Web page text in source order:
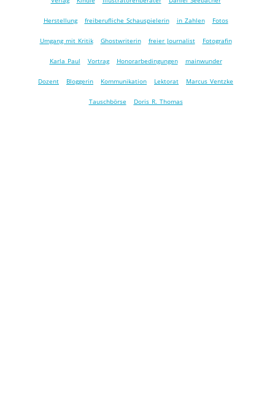
Herstellung freiberufliche Schauspielerin in Zahlen Fotos
Umgang mit Kritik Ghostwriterin freier Journalist Fotografin
Karla Paul Vortrag Honorarbedingungen mainwunder
Dozent Bloggerin Kommunikation Lektorat Marcus Ventzke
Tauschbörse Doris R. Thomas